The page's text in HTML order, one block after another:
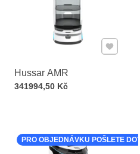
Hussar AMR
Cena s DPH
341994,50 Kč
Přidat k
PRO OBJEDNÁVKU POŠLETE